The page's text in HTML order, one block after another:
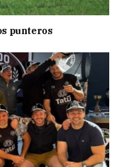
punteros